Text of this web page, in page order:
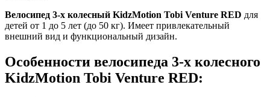
Велосипед 3-х колесный KidzMotion Tobi Venture RED для
детей от 1 до 5 лет (до 50 кг). Имеет привлекательный
внешний вид и функциональный дизайн.
Особенности велосипеда 3-х колесного
KidzMotion Tobi Venture RED: